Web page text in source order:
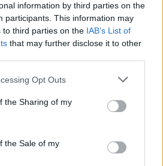
information by third parties on the
participants. This information may
to third parties on the IAB’s List of
that may further disclose it to other
Opt Outs
the Sharing of my
the Sale of my
ADV
per commentare questo